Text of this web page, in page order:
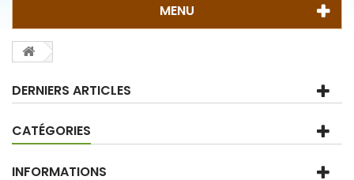
MENU
DERNIERS ARTICLES
CATÉGORIES
INFORMATIONS